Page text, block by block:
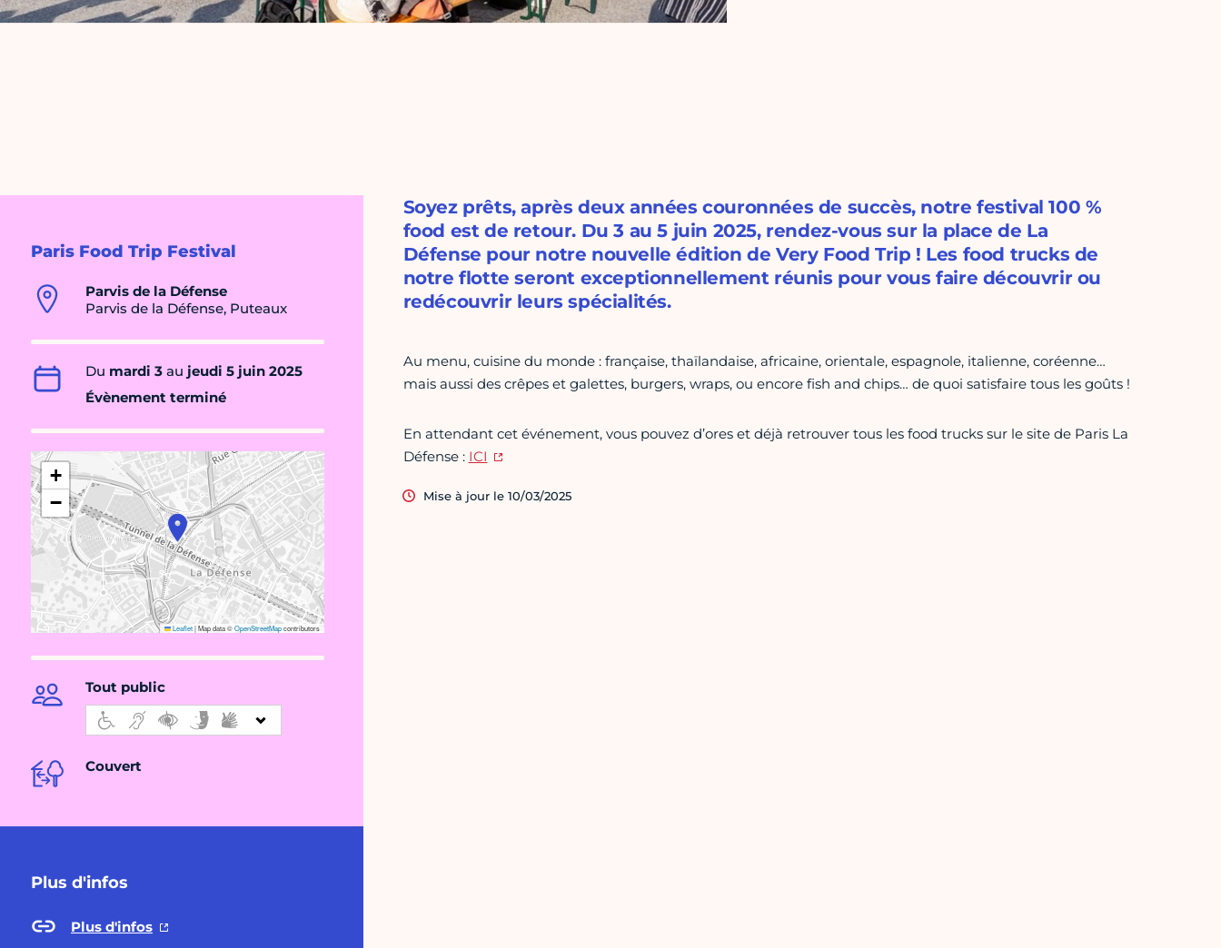
Paris Food Trip Festival
Parvis de la Défense
Parvis de la Défense, Puteaux
Du mardi 3 au jeudi 5 juin 2025
Évènement terminé
+
−
Leaflet|Map data ©OpenStreetMapcontributors
Tout public
Couvert
Plus d'infos
Plus d'infos
Soyez prêts, après deux années couronnées de succès, notre festival 100 %
food est de retour. Du 3 au 5 juin 2025, rendez-vous sur la place de La
Défense pour notre nouvelle édition de Very Food Trip ! Les food trucks de
notre flotte seront exceptionnellement réunis pour vous faire découvrir ou
redécouvrir leurs spécialités.
Au menu, cuisine du monde : française, thaïlandaise, africaine, orientale, espagnole, italienne, coréenne…
mais aussi des crêpes et galettes, burgers, wraps, ou encore fish and chips… de quoi satisfaire tous les goûts !
En attendant cet événement, vous pouvez d’ores et déjà retrouver tous les food trucks sur le site de Paris La
Défense : ICI
Mise à jour le 10/03/2025